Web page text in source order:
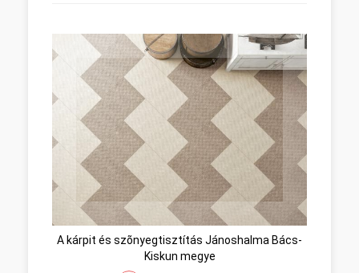
A kárpit és szõnyegtisztítás Jánoshalma Bács-
Kiskun megye